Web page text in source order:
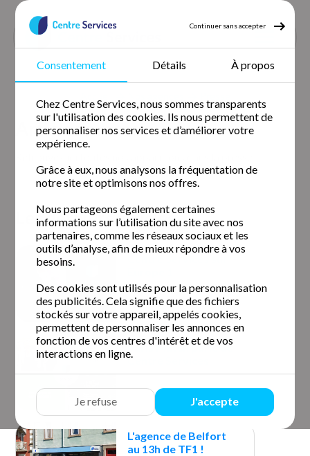
Continuer sans accepter
Consentement Détails À propos
Chez Centre Services, nous sommes transparents
sur l'utilisation des cookies. Ils nous permettent de
personnaliser nos services et d’améliorer votre
expérience.
Grâce à eux, nous analysons la fréquentation de
notre site et optimisons nos offres.
Nous partageons également certaines
informations sur l’utilisation du site avec nos
partenaires, comme les réseaux sociaux et les
outils d’analyse, afin de mieux répondre à vos
besoins.
Des cookies sont utilisés pour la personnalisation
des publicités. Cela signifie que des fichiers
stockés sur votre appareil, appelés cookies,
permettent de personnaliser les annonces en
fonction de vos centres d'intérêt et de vos
interactions en ligne.
Je refuse J'accepte
Articles presse
Les derniers articles
Centre Services sur
18.1 k vues• il y a 4 ans
Paris Match parle de
Centre Services
7.5 k vues•il y a 4 ans
L'agence de Belfort
au 13h de TF1 !